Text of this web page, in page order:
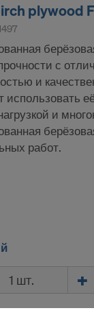
plywood
с
и
использовать
и
работ.